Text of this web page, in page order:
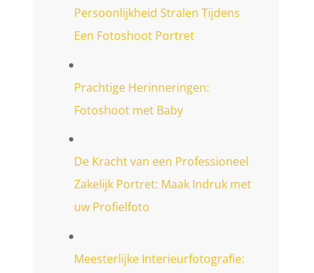
Persoonlijkheid Stralen Tijdens
Een Fotoshoot Portret
Prachtige Herinneringen:
Fotoshoot met Baby
De Kracht van een Professioneel
Zakelijk Portret: Maak Indruk met
uw Profielfoto
Meesterlijke Interieurfotografie: